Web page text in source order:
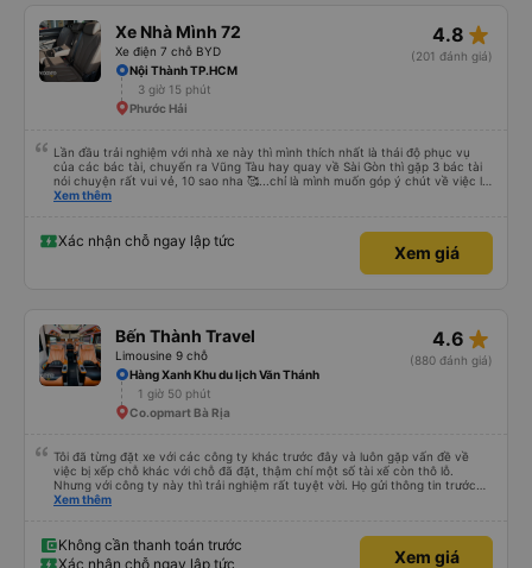
Xe Nhà Mình 72
Xe điện 7 chỗ BYD
4.8 star_rate
(201 đánh giá)
Nội Thành TP.HCM
3 giờ 15 phút
Phước Hải
Lần đầu trải nghiệm với nhà xe này thì mình thích nhất là thái độ phục vụ
của các bác tài, chuyến ra Vũng Tàu hay quay về Sài Gòn thì gặp 3 bác tài
nói chuyện rất vui vẻ, 10 sao nha 🥰...chỉ là mình muốn góp ý chút về việc lái
xe, mặc dù mình nghĩ chắc mấy bác tài cũng thuộc dạng vững tay lái nên
là gì thì mình cũng mong các bác tài luôn cẩn thận vì sự an toàn của bản
thân và nhg hành khách trên xe là ok, lần sau có dịp mình sẽ tiếp tục ủng hộ
nhà xe, chúc nhà xe luôn làm ăn phát đạt và luôn giữ vững phong độ phục
Xem thêm
Xác nhận chỗ ngay lập tức
Xem giá
Bến Thành Travel
Limousine 9 chỗ
4.6 star_rate
(880 đánh giá)
Hàng Xanh Khu du lịch Văn Thánh
1 giờ 50 phút
Co.opmart Bà Rịa
Tôi đã từng đặt xe với các công ty khác trước đây và luôn gặp vấn đề về
việc bị xếp chỗ khác với chỗ đã đặt, thậm chí một số tài xế còn thô lỗ.
Nhưng với công ty này thì trải nghiệm rất tuyệt vời. Họ gửi thông tin trước
nên tôi biết khi nào tài xế sẽ đến, đón tôi tại địa chỉ và xếp tôi ngồi đúng chỗ
này. Tôi thường xuyên sử dụng dịch vụ xe limousine để đi lại giữa Thành phố
Hồ Chí Minh và Vũng Tàu. Trải nghiệm tuyệt vời, 👍🏽
Xem thêm
Không cần thanh toán trước
Xác nhận chỗ ngay lập tức
Xem giá